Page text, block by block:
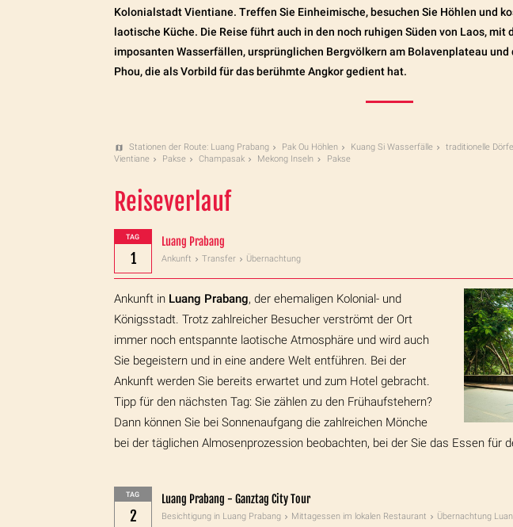
Kolonialstadt Vientiane. Treffen Sie Einheimische, besuchen Sie Höhlen und
laotische Küche. Die Reise führt auch in den noch ruhigen Süden von Laos, mit
imposanten Wasserfällen, ursprünglichen Bergvölkern am Bolavenplateau
Phou, die als Vorbild für das berühmte Angkor gedient hat.
Stationen der Route: Luang Prabang Pak Ou Höhlen Kuang Si Wasserfälle traditionelle
Vientiane
Pakse Champasak Mekong Inseln Pakse
Reiseverlauf
TAG
1
Luang Prabang
Ankunft Transfer Übernachtung
Ankunft in Luang Prabang, der ehemaligen Kolonial- und
Königsstadt. Trotz zahlreicher Besucher verströmt der Ort
immer noch entspannte laotische Atmosphäre und wird auch
Sie begeistern und in eine andere Welt entführen. Bei der
Ankunft werden Sie bereits erwartet und zum Hotel gebracht.
Tipp für den nächsten Tag: Sie zählen zu den Frühaufstehern?
Dann können Sie bei Sonnenaufgang die zahlreichen Mönche
bei der täglichen Almosenprozession beobachten, bei der Sie das Essen für
TAG
2
Luang Prabang - Ganztag City Tour
Besichtigung in Luang Prabang Mittagessen im lokalen Restaurant Übernachtung